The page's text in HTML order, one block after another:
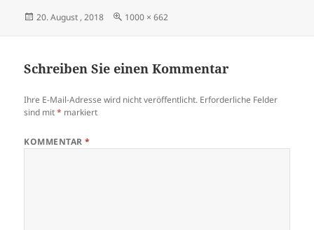
Veröffentlicht
20. August , 2018 Originalgröße
1000 × 662
Schreiben Sie einen Kommentar
Ihre E-Mail-Adresse wird nicht veröffentlicht. Erforderliche Felder
sind mit* markiert
KOMMENTAR*